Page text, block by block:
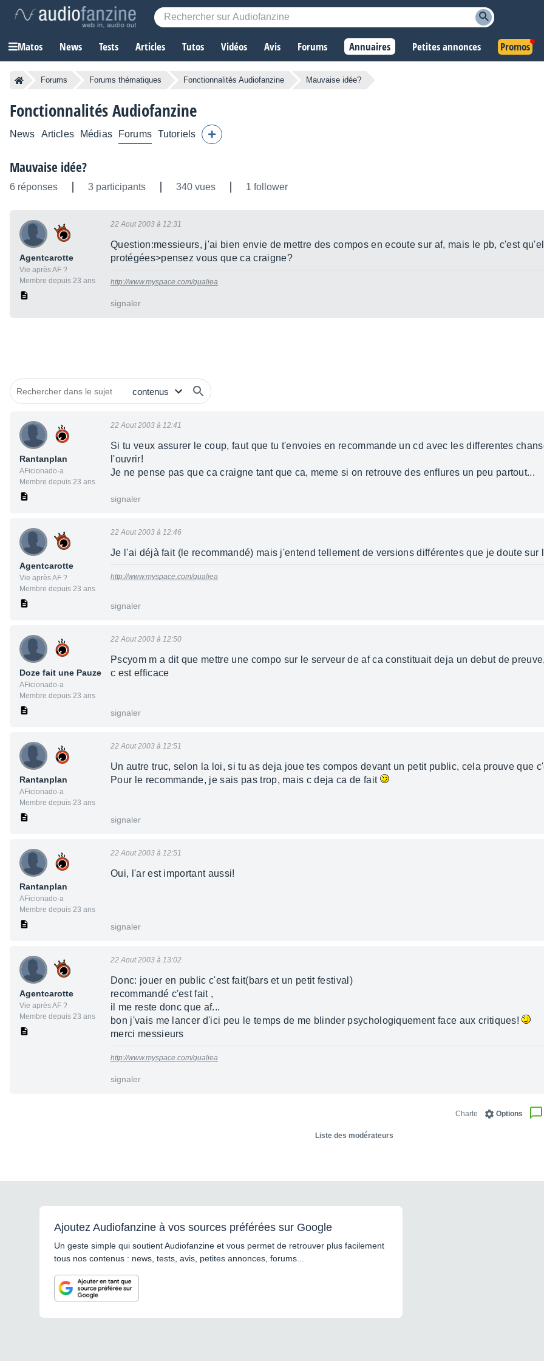
Matos News Tests Articles Tutos Vidéos Avis Forums Annuaires Petites annonces Promos
Forums Forums thématiques Fonctionnalités Audiofanzine Mauvaise idée?
Fonctionnalités Audiofanzine
News Articles Médias Forums Tutoriels
Mauvaise idée?
6 réponses 3 participants 340 vues 1 follower
Agentcarotte
Vie après AF ?
Membre depuis 23 ans
22 Aout 2003 à 12:31
Question:messieurs, j'ai bien envie de mettre des compos en ecoute sur af, mais le pb, c'est
protégées>pensez vous que ca craigne?
http://www.myspace.com/qualiea
signaler
Rantanplan
AFicionado·a
Membre depuis 23 ans
22 Aout 2003 à 12:41
Si tu veux assurer le coup, faut que tu t'envoies en recommande un cd avec les differentes
l'ouvrir!
Je ne pense pas que ca craigne tant que ca, meme si on retrouve des enflures un peu partout...
signaler
Agentcarotte
Vie après AF ?
Membre depuis 23 ans
22 Aout 2003 à 12:46
Je l'ai déjà fait (le recommandé) mais j'entend tellement de versions différentes que je doute sur
http://www.myspace.com/qualiea
signaler
Doze fait une Pauze
AFicionado·a
Membre depuis 23 ans
22 Aout 2003 à 12:50
Pscyom m a dit que mettre une compo sur le serveur de af ca constituait deja un debut de
c est efficace
signaler
Rantanplan
AFicionado·a
Membre depuis 23 ans
22 Aout 2003 à 12:51
Un autre truc, selon la loi, si tu as deja joue tes compos devant un petit public, cela prouve que
Pour le recommande, je sais pas trop, mais c deja ca de fait
signaler
Rantanplan
AFicionado·a
Membre depuis 23 ans
22 Aout 2003 à 12:51
Oui, l'ar est important aussi!
signaler
Agentcarotte
Vie après AF ?
Membre depuis 23 ans
22 Aout 2003 à 13:02
Donc: jouer en public c'est fait(bars et un petit festival)
recommandé c'est fait ,
il me reste donc que af...
bon j'vais me lancer d'ici peu le temps de me blinder psychologiquement face aux critiques!
merci messieurs
http://www.myspace.com/qualiea
signaler
Options
Charte
Liste des modérateurs
Ajoutez Audiofanzine à vos sources préférées sur Google
Un geste simple qui soutient Audiofanzine et vous permet de retrouver plus facilement
tous nos contenus : news, tests, avis, petites annonces, forums...